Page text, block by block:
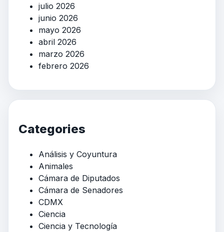
julio 2026
junio 2026
mayo 2026
abril 2026
marzo 2026
febrero 2026
Categories
Análisis y Coyuntura
Animales
Cámara de Diputados
Cámara de Senadores
CDMX
Ciencia
Ciencia y Tecnología